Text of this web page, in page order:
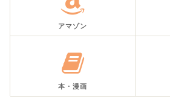
アマゾン
本・漫画